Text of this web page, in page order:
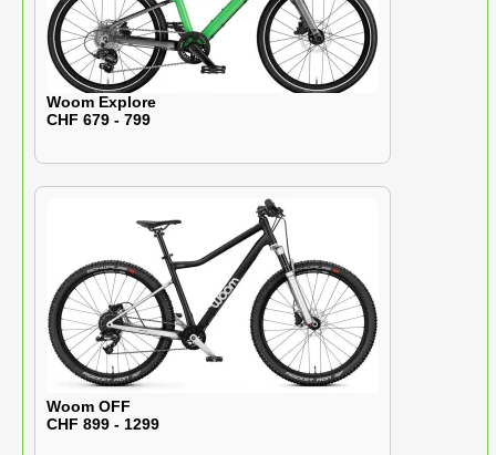
Woom Explore
CHF 679 - 799
Woom OFF
CHF 899 - 1299